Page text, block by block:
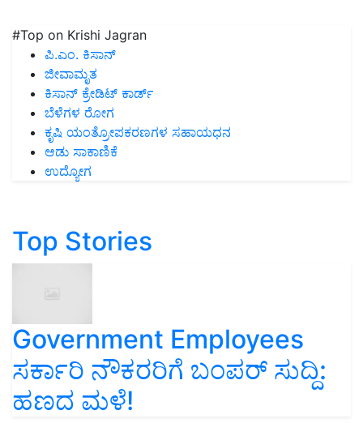
#Top on Krishi Jagran
ಪಿ.ಎಂ. ಕಿಸಾನ್
ಜೀವಾಮೃತ
ಕಿಸಾನ್ ಕ್ರೇಡಿಟ್ ಕಾರ್ಡ್
ಬೆಳೆಗಳ ರೋಗ
ಕೃಷಿ ಯಂತ್ರೋಪಕರಣಗಳ ಸಹಾಯಧನ
ಆಡು ಸಾಕಾಣಿಕೆ
ಉದ್ಯೋಗ
Top Stories
Government Employees
ಸರ್ಕಾರಿ ನೌಕರರಿಗೆ ಬಂಪರ್‌ ಸುದ್ದಿ:
ಹಣದ ಮಳೆ!